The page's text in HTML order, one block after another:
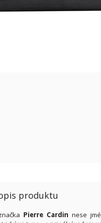
produktu
Pierre Cardin nese